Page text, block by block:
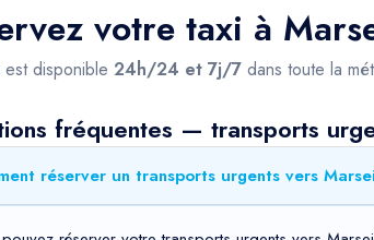
votre taxi à
est disponible 24h/24 et 7j/7 dans toute la
fréquentes — transports
réserver un transports urgents vers